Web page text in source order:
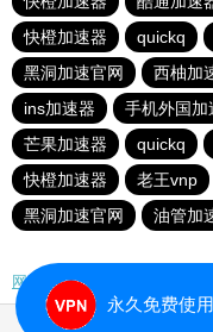
快橙加速器
quickq
黑洞加速官网
西柚加
ins加速器
手机外国加
芒果加速器
quickq
快橙加速器
老王vnp
黑洞加速官网
油管加
网站地图
永久免费使